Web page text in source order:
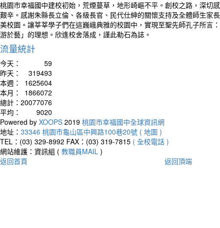
桃園市幸福國中建校初始，荒煙蔓草，地形崎嶇不平。創校之路，深切
艱辛。感謝朱縣長立倫、各級長官、民代仕紳的關懷支持及全體師生家
美校園。讓莘莘學子們在這巍峨典雅的校園中，實現至聖先師孔子所言
游於藝」的理想。欣逢校舍落成，謹此勒石為誌。
流量統計
今天：
59
昨天：
319493
本週：
1625604
本月：
1866072
總計： 20077076
平均：
9020
Powered by XOOPS 2019 桃園市幸福國中全球資訊網
地址： 33346 桃園市龜山區中興路100巷20號 ( 地圖 )
TEL：(03) 329-8992 FAX：(03) 319-7815 ( 全校電話 )
網站維護：資訊組 ( 教職員MAIL )
返回首頁
返回頂端